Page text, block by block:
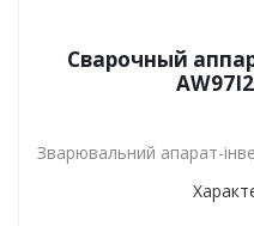
Сварочный
Зварювальний апарат-